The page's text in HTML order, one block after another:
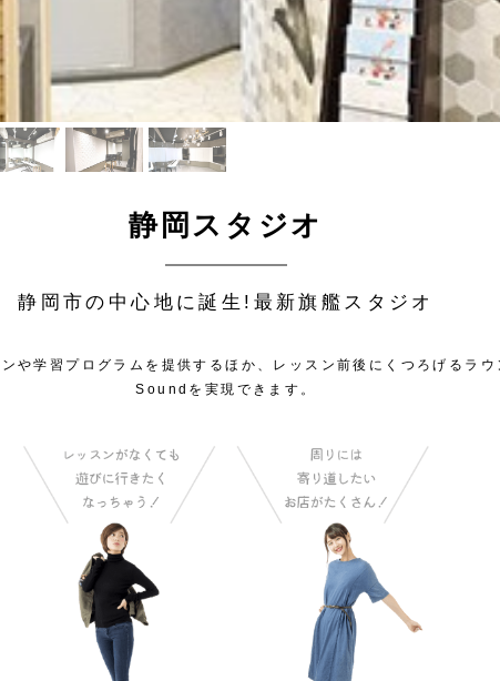
静岡スタジオ
静岡市の中心地に誕生!最新旗艦スタジオ
や学習プログラムを提供するほか、レッスン前後にくつろげるラ
Soundを実現できます。